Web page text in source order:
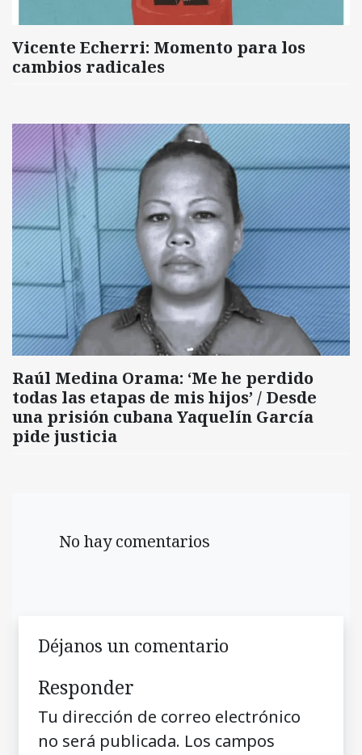
Vicente Echerri: Momento para los
cambios radicales
Raúl Medina Orama: ‘Me he perdido
todas las etapas de mis hijos’ / Desde
una prisión cubana Yaquelín García
pide justicia
No hay comentarios
Déjanos un comentario
Responder
Tu dirección de correo electrónico
no será publicada. Los campos